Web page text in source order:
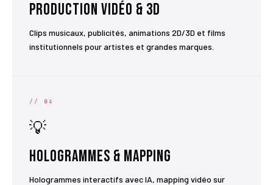
Production Vidéo & 3D
Clips musicaux, publicités, animations 2D/3D et films
institutionnels pour artistes et grandes marques.
// 04
💡
Hologrammes & Mapping
Hologrammes interactifs avec IA, mapping vidéo sur